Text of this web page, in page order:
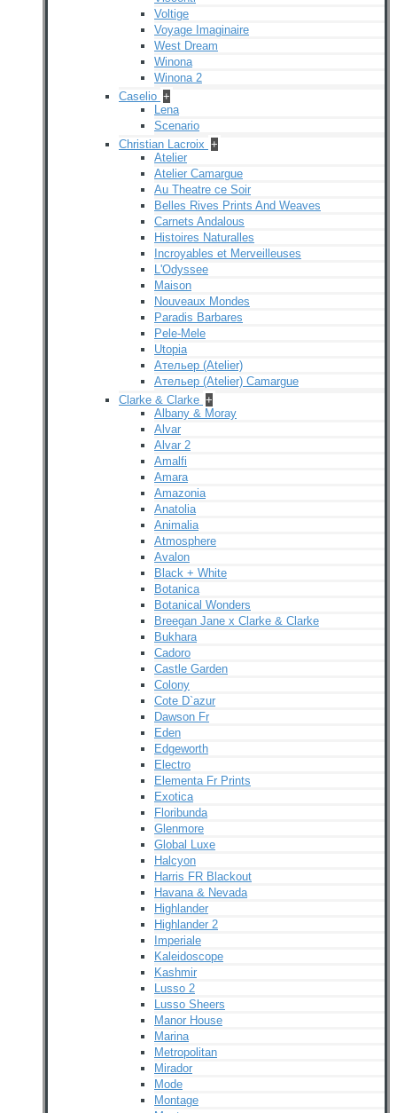
Voltige
Voyage Imaginaire
West Dream
Winona
Winona 2
Caselio +
Lena
Scenario
Christian Lacroix +
Atelier
Atelier Camargue
Au Theatre ce Soir
Belles Rives Prints And Weaves
Carnets Andalous
Histoires Naturalles
Incroyables et Merveilleuses
L'Odyssee
Maison
Nouveaux Mondes
Paradis Barbares
Pele-Mele
Utopia
Ательер (Atelier)
Ательер (Atelier) Camargue
Clarke & Clarke +
Albany & Moray
Alvar
Alvar 2
Amalfi
Amara
Amazonia
Anatolia
Animalia
Atmosphere
Avalon
Black + White
Botanica
Botanical Wonders
Breegan Jane x Clarke & Clarke
Bukhara
Cadoro
Castle Garden
Colony
Cote D`azur
Dawson Fr
Eden
Edgeworth
Electro
Elementa Fr Prints
Exotica
Floribunda
Glenmore
Global Luxe
Halcyon
Harris FR Blackout
Havana & Nevada
Highlander
Highlander 2
Imperiale
Kaleidoscope
Kashmir
Lusso 2
Lusso Sheers
Manor House
Marina
Metropolitan
Mirador
Mode
Montage